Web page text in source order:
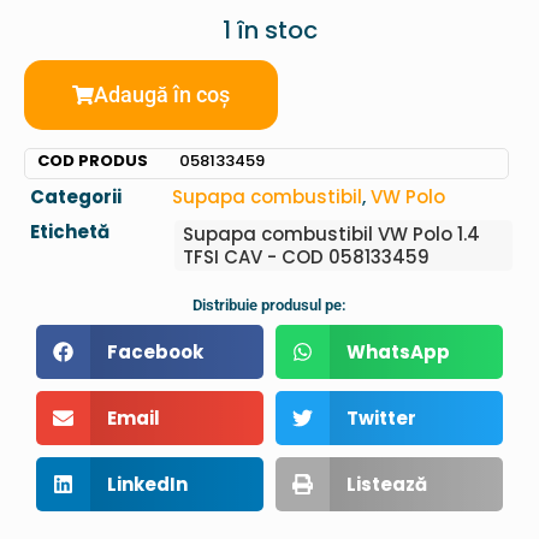
1 în stoc
Adaugă în coș
COD PRODUS 058133459
Categorii Supapa combustibil,VW Polo
Etichetă
Supapa combustibil VW Polo 1.4
TFSI CAV - COD 058133459
Distribuie produsul pe:
Facebook WhatsApp
Email Twitter
LinkedIn Listează